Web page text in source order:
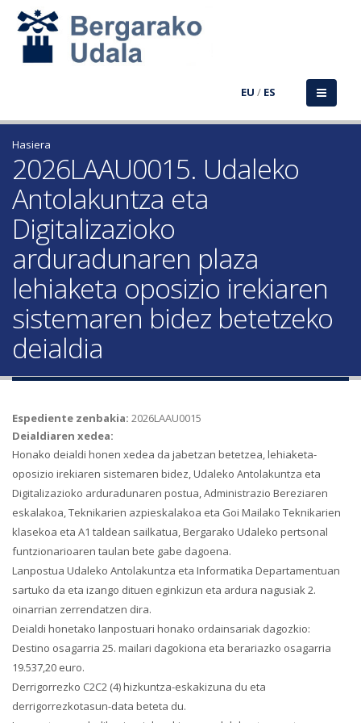
EU / ES
Hasiera
2026LAAU0015. Udaleko
Antolakuntza eta
Digitalizazioko
arduradunaren plaza
lehiaketa oposizio irekiaren
sistemaren bidez betetzeko
deialdia
Espediente zenbakia: 2026LAAU0015
Deialdiaren xedea:
Honako deialdi honen xedea da jabetzan betetzea, lehiaketa-
oposizio irekiaren sistemaren bidez, Udaleko Antolakuntza eta
Digitalizazioko arduradunaren postua, Administrazio Bereziaren
eskalakoa, Teknikarien azpieskalakoa eta Goi Mailako Teknikarien
klasekoa eta A1 taldean sailkatua, Bergarako Udaleko pertsonal
funtzionarioaren taulan bete gabe dagoena.
Lanpostua Udaleko Antolakuntza eta Informatika Departamentuan
sartuko da eta izango dituen eginkizun eta ardura nagusiak 2.
oinarrian zerrendatzen dira.
Deialdi honetako lanpostuari honako ordainsariak dagozkio:
Destino osagarria 25. mailari dagokiona eta berariazko osagarria
19.537,20 euro.
Derrigorrezko C2C2 (4) hizkuntza-eskakizuna du eta
derrigorrezkotasun-data beteta du.